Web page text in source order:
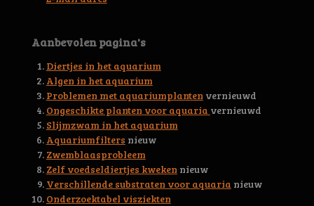
3
e
Aanbevolen pagina's
Diertjes in het aquarium
Algen in het aquarium
Problemen met aquariumplanten vernieuwd
Ongeschikte planten voor aquaria vernieuwd
Slijmzwam in het aquarium
Aquariumfilters nieuw
Zwemblaasprobleem
Zelf voedseldiertjes kweken nieuw
Verschillende substraten voor aquaria nieuw
Onderzoektabel visziekten